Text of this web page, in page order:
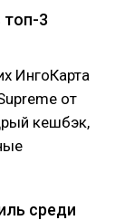
топ-3
ИнгоКарта
от
кешбэк,
среди